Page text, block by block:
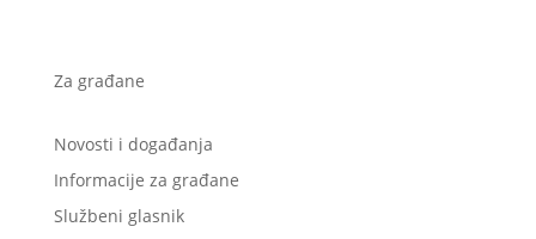
Za građane
Novosti i događanja
Informacije za građane
Službeni glasnik